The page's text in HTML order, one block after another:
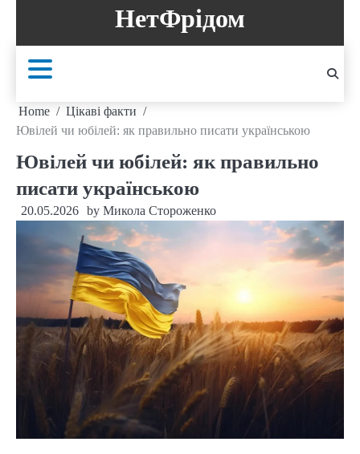
content
НетФрідом
Home
Цікаві факти
Ювілей чи юбілей: як правильно писати українською
Ювілей чи юбілей: як правильно
писати українською
20.05.2026 by Микола Стороженко